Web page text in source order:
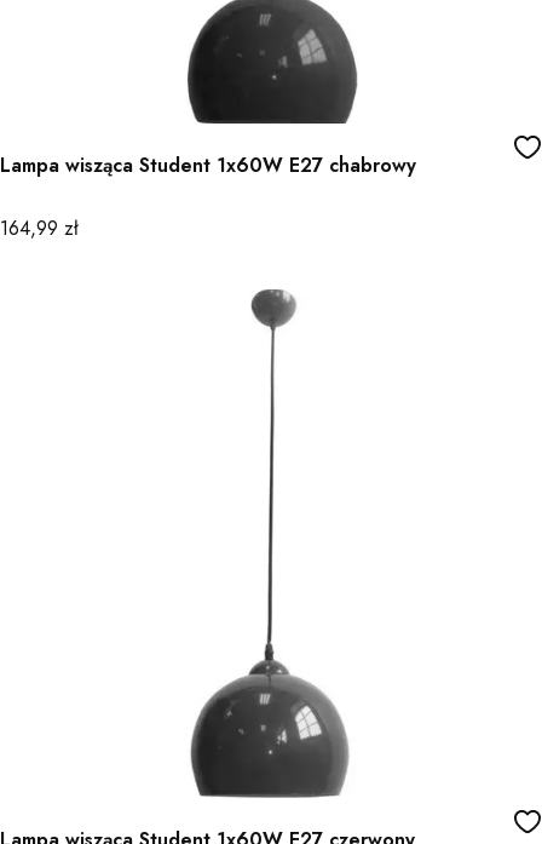
Lampa wisząca Student 1x60W E27 chabrowy
Cena
164,99 zł